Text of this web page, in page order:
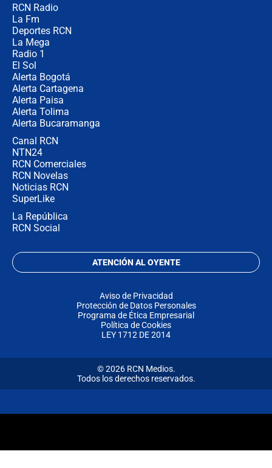
RCN Radio
La Fm
Deportes RCN
La Mega
Radio 1
El Sol
Alerta Bogotá
Alerta Cartagena
Alerta Paisa
Alerta Tolima
Alerta Bucaramanga
Canal RCN
NTN24
RCN Comerciales
RCN Novelas
Noticias RCN
SuperLike
La República
RCN Social
ATENCIÓN AL OYENTE
Aviso de Privacidad
Protección de Datos Personales
Programa de Ética Empresarial
Política de Cookies
LEY 1712 DE 2014
© 2026 RCN Medios.
Todos los derechos reservados.